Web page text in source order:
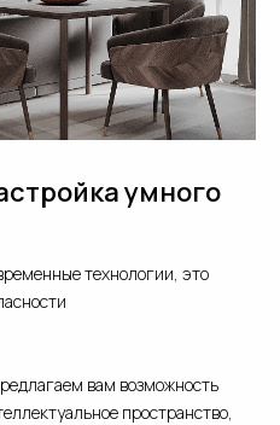
умного
технологии, это
вам возможность
пространство,